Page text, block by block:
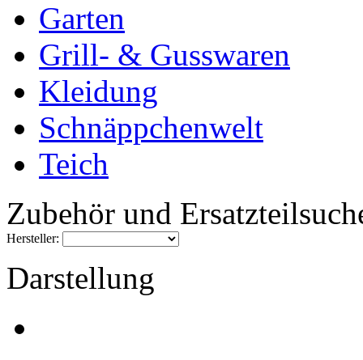
Garten
Grill- & Gusswaren
Kleidung
Schnäppchenwelt
Teich
Zubehör und
Hersteller:
Darstellung